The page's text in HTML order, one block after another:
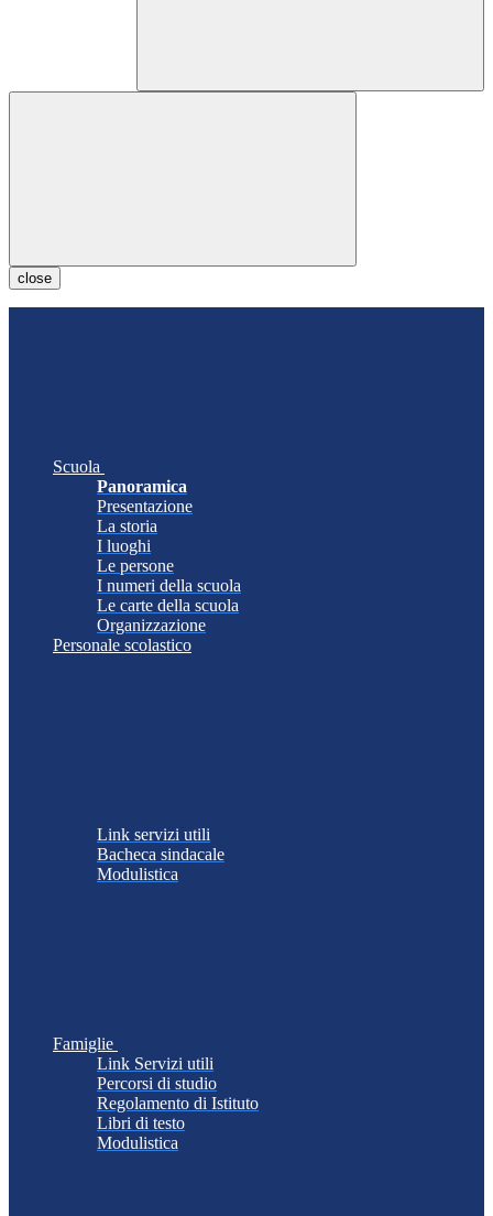
close
Scuola
Panoramica
Presentazione
La storia
I luoghi
Le persone
I numeri della scuola
Le carte della scuola
Organizzazione
Personale scolastico
Link servizi utili
Bacheca sindacale
Modulistica
Famiglie
Link Servizi utili
Percorsi di studio
Regolamento di Istituto
Libri di testo
Modulistica